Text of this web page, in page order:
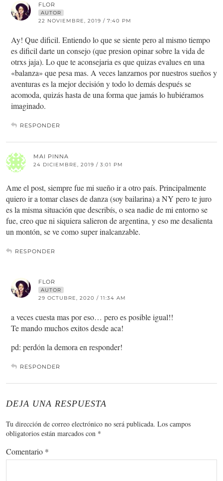
FLOR
AUTOR
22 NOVIEMBRE, 2019 / 7:40 PM
Ay! Que dificil. Entiendo lo que se siente pero al mismo tiempo
es dificil darte un consejo (que presion opinar sobre la vida de
otrxs jaja). Lo que te aconsejaria es que quizas evalues en una
«balanza» que pesa mas. A veces lanzarnos por nuestros sueños y
aventuras es la mejor decisión y todo lo demás después se
acomoda, quizás hasta de una forma que jamás lo hubiéramos
imaginado.
RESPONDER
MAI PINNA
24 DICIEMBRE, 2019 / 3:01 PM
Ame el post, siempre fue mi sueño ir a otro país. Principalmente
quiero ir a tomar clases de danza (soy bailarina) a NY pero te juro
es la misma situación que describís, o sea nadie de mi entorno se
fue, creo que ni siquiera salieron de argentina, y eso me desalienta
un montón, se ve como super inalcanzable.
RESPONDER
FLOR
AUTOR
29 OCTUBRE, 2020 / 11:34 AM
a veces cuesta mas por eso… pero es posible igual!!
Te mando muchos exitos desde aca!
pd: perdón la demora en responder!
RESPONDER
DEJA UNA RESPUESTA
Tu dirección de correo electrónico no será publicada. Los campos
obligatorios están marcados con *
Comentario *